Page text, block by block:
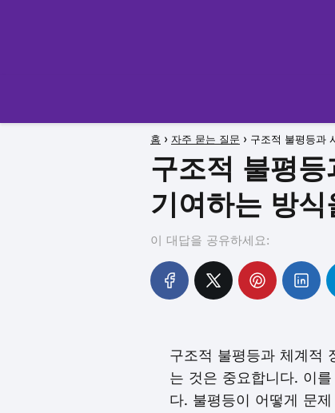
홈 자주 묻는 질문 구조적 불평등과
구조적 불평
기여하는 방
이 대답을 공유하세요:
구조적 불평등과 체계적
는 것은 중요합니다. 이
다. 불평등이 어떻게 문